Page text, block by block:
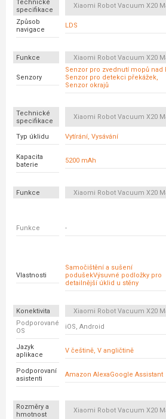
Technické
specifikace
Xiaomi Robot Vacuum X20
Způsob
navigace
LDS
Funkce Xiaomi Robot Vacuum X20
Senzory
Senzor pro zvednutí mopů nad
Senzor pro detekci překážek,
Senzor okrajů
Technické
specifikace
Xiaomi Robot Vacuum X20
Typ úklidu Vytírání, Vysávání
Kapacita
baterie
5200 mAh
Funkce Xiaomi Robot Vacuum X20
Funkce -
Vlastnosti
Samočištění a sušení
podušekVýsuvné podložky pro
detailnější úklid u stěny
Konektivita Xiaomi Robot Vacuum X20
Podporované
OS
iOS, Android
Jazyk
aplikace
V češtině, V angličtině
Podporovaní
asistenti
Amazon AlexaGoogle Assistant
Rozměry a
hmotnost
Xiaomi Robot Vacuum X20